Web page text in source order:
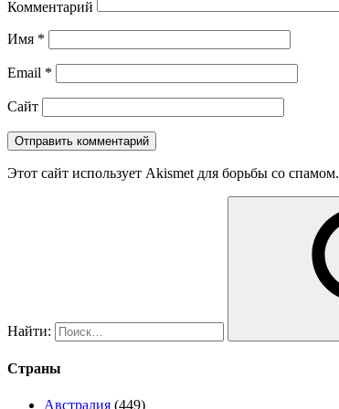
Комментарий
Имя *
Email *
Сайт
Этот сайт использует Akismet для борьбы со спамом.
Найти:
Страны
Австралия (449)